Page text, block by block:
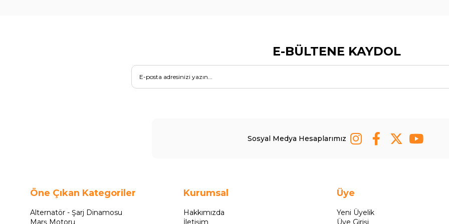
E-BÜLTENE KAYDOL
Sosyal Medya Hesaplarımız
Öne Çıkan Kategoriler
Alternatör - Şarj Dinamosu
Marş Motoru
Kurumsal
Hakkımızda
İletişim
Üye
Yeni Üyelik
Üye Girişi